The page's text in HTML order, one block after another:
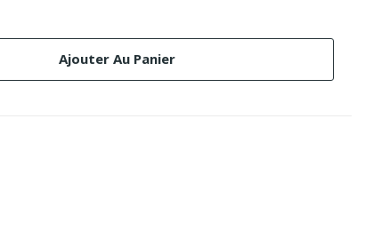
Ajouter Au Panier